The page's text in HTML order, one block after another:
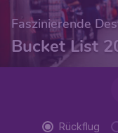
Faszinierende
Bucket List
Rückflug